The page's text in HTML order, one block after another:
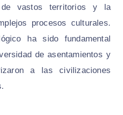
vastos territorios y la
procesos culturales.
ha sido fundamental
de asentamientos y
a las civilizaciones